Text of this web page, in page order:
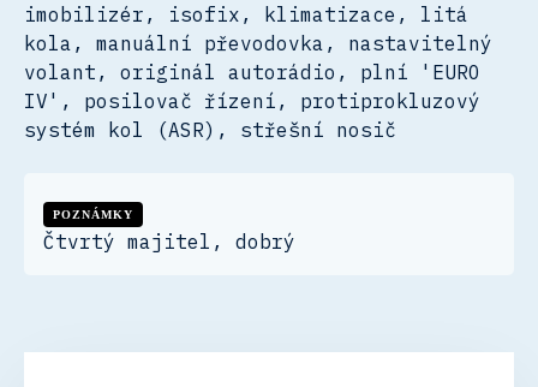
imobilizér, isofix, klimatizace, litá
kola, manuální převodovka, nastavitelný
volant, originál autorádio, plní 'EURO
IV', posilovač řízení, protiprokluzový
systém kol (ASR), střešní nosič
POZNÁMKY
Čtvrtý majitel, dobrý